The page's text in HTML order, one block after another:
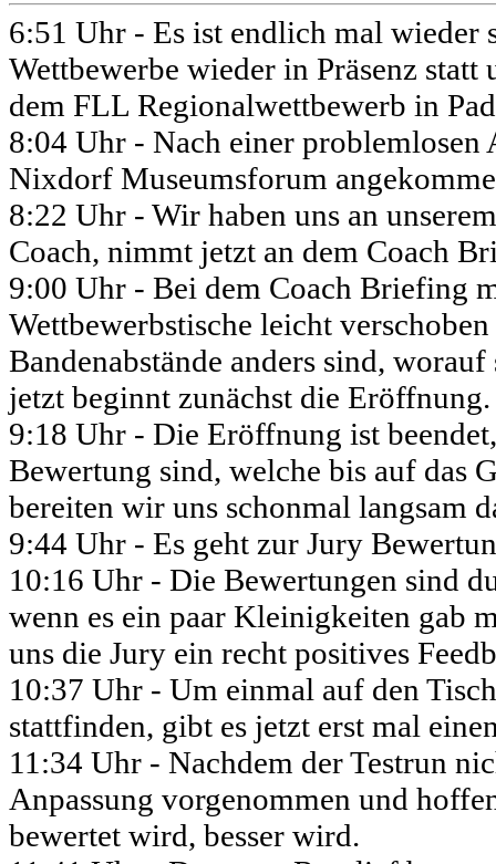
6:51 Uhr - Es ist endlich mal wieder
Wettbewerbe wieder in Präsenz
dem FLL Regionalwettbewerb in
8:04 Uhr - Nach einer
Nixdorf Museumsforum
8:22 Uhr - Wir haben uns an
Coach, nimmt jetzt an dem Coach
9:00 Uhr - Bei dem Coach Briefing
Wettbewerbstische leicht
Bandenabstände anders sind,
jetzt beginnt zunächst die
9:18 Uhr - Die Eröffnung ist
Bewertung sind, welche bis auf das
bereiten wir uns schonmal langsam
9:44 Uhr - Es geht zur Jury
10:16 Uhr - Die Bewertungen sind
wenn es ein paar Kleinigkeiten gab
uns die Jury ein recht positives
10:37 Uhr - Um einmal auf den
stattfinden, gibt es jetzt erst mal
11:34 Uhr - Nachdem der Testrun
Anpassung vorgenommen und
bewertet wird, besser wird.